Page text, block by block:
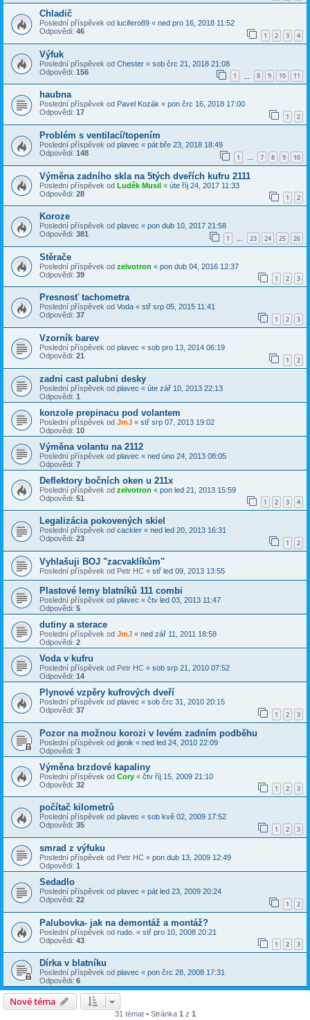
Chladič
Poslední příspěvek od lucifero89 « ned pro 16, 2018 11:52
Odpovědi: 46 1 2 3 4
Výfuk
Poslední příspěvek od Chester « sob črc 21, 2018 21:08
Odpovědi: 156 1 8 9 10 11
haubna
Poslední příspěvek od Pavel Kozák « pon črc 16, 2018 17:00
Odpovědi: 17 1 2
Problém s ventilací/topením
Poslední příspěvek od plavec « pát bře 23, 2018 18:49
Odpovědi: 148 1 … 7 8 9 10
Výměna zadního skla na 5tých dveřích kufru 2111
Poslední příspěvek od Luděk Musil « úte říj 24, 2017 11:33
Odpovědi: 28 1 2
Koroze
Poslední příspěvek od plavec « pon dub 10, 2017 21:58
Odpovědi: 381 1 … 23 24 25 26
Stěrače
Poslední příspěvek od zelvotron « pon dub 04, 2016 12:37
Odpovědi: 39 1 2 3
Presnosť tachometra
Poslední příspěvek od Voda « stř srp 05, 2015 11:41
Odpovědi: 37 1 2 3
Vzorník barev
Poslední příspěvek od plavec « sob pro 13, 2014 06:19
Odpovědi: 21 1 2
zadni cast palubni desky
Poslední příspěvek od plavec « úte zář 10, 2013 22:13
Odpovědi: 1
konzole prepinacu pod volantem
Poslední příspěvek od JmJ « stř srp 07, 2013 19:02
Odpovědi: 10
Výměna volantu na 2112
Poslední příspěvek od plavec « ned úno 24, 2013 08:05
Odpovědi: 7
Deflektory bočních oken u 211x
Poslední příspěvek od zelvotron « pon led 21, 2013 15:59
Odpovědi: 51 1 2 3 4
Legalizácia pokovených skiel
Poslední příspěvek od cackler « ned led 20, 2013 16:31
Odpovědi: 23 1 2
Vyhlašuji BOJ "zacvaklíkům"
Poslední příspěvek od Petr HC « stř led 09, 2013 13:55
Plastové lemy blatníků 111 combi
Poslední příspěvek od plavec « čtv led 03, 2013 11:47
Odpovědi: 5
dutiny a sterace
Poslední příspěvek od JmJ « ned zář 11, 2011 18:58
Odpovědi: 2
Voda v kufru
Poslední příspěvek od Petr HC « sob srp 21, 2010 07:52
Odpovědi: 14
Plynové vzpěry kufrových dveří
Poslední příspěvek od plavec « sob črc 31, 2010 20:15
Odpovědi: 37 1 2 3
Pozor na možnou korozi v levém zadním podběhu
Poslední příspěvek od jjenik « ned led 24, 2010 22:09
Odpovědi: 3
Výměna brzdové kapaliny
Poslední příspěvek od Cory « čtv říj 15, 2009 21:10
Odpovědi: 32 1 2 3
počítač kilometrů
Poslední příspěvek od plavec « sob kvě 02, 2009 17:52
Odpovědi: 35 1 2 3
smrad z výfuku
Poslední příspěvek od Petr HC « pon dub 13, 2009 12:49
Odpovědi: 1
Sedadlo
Poslední příspěvek od plavec « pát led 23, 2009 20:24
Odpovědi: 22 1 2
Palubovka- jak na demontáž a montáž?
Poslední příspěvek od rudo. « stř pro 10, 2008 20:21
Odpovědi: 43 1 2 3
Dírka v blatníku
Poslední příspěvek od plavec « pon črc 28, 2008 17:31
Odpovědi: 6
Nové téma
31 témat • Stránka 1 z 1